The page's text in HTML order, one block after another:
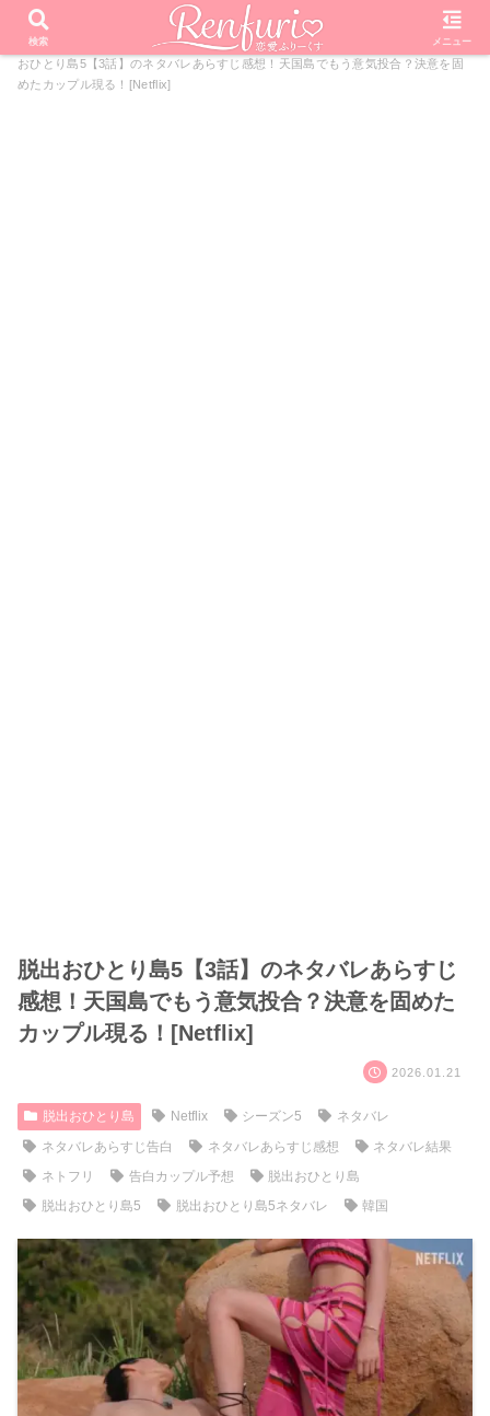
PR
ホーム 恋愛リアリティーショー 脱出おひとり島
脱出
おひとり島5【3話】のネタバレあらすじ感想！天国島でもう意気投合？決意を固
めたカップル現る！[Netflix]
脱出おひとり島5【3話】のネタバレあらすじ
感想！天国島でもう意気投合？決意を固めた
カップル現る！[Netflix]
2026.01.21
脱出おひとり島 Netflix シーズン5
ネタバレ
ネタバレあらすじ告白
ネタバレあらすじ感想
ネタバレ結果
ネトフリ
告白カップル予想
脱出おひとり島
脱出おひとり島5
脱出おひとり島5ネタバレ 韓国
検索 メニュー